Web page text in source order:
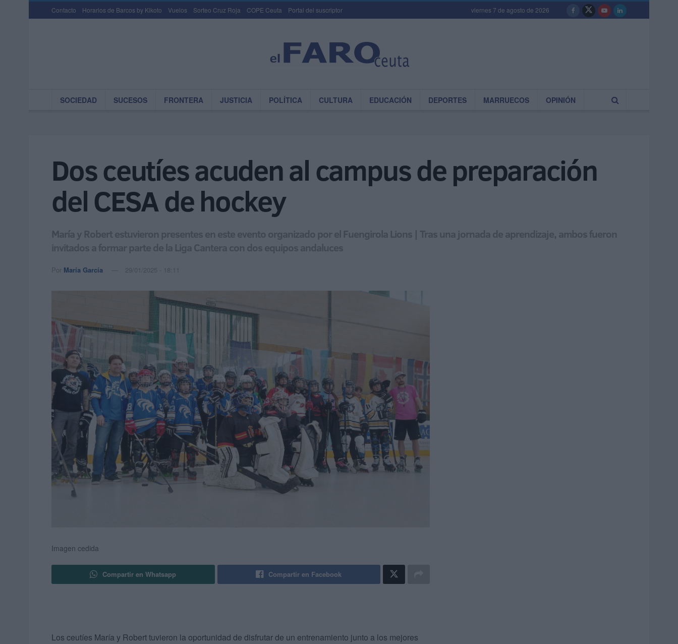
Contacto Horarios de Barcos by Kikoto Vuelos Sorteo Cruz Roja COPE Ceuta Portal del suscriptor viernes 7 de agosto de 2026
SOCIEDAD SUCESOS FRONTERA JUSTICIA POLÍTICA CULTURA EDUCACIÓN DEPORTES MARRUECOS OPINIÓN
Dos ceutíes acuden al campus de preparación
del CESA de hockey
María y Robert estuvieron presentes en este evento organizado por el Fuengirola Lions | Tras una jornada de aprendizaje, ambos fueron
invitados a formar parte de la Liga Cantera con dos equipos andaluces
Por María García 29/01/2025 - 18:11
Imagen cedida
Compartir en Whatsapp Compartir en Facebook
Los ceutíes María y Robert tuvieron la oportunidad de disfrutar de un entrenamiento junto a los mejores